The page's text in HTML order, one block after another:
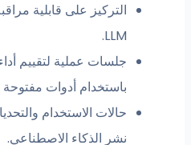
التركيز على قابلية
LLM.
جلسات عملية لتقييم
باستخدام أدوات
حالات الاستخدام
نشر الذكاء الاصطناعي.